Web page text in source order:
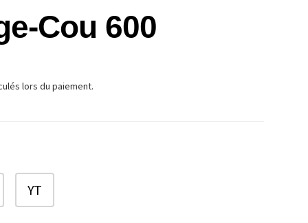
Cou 600
lors du paiement.
YT